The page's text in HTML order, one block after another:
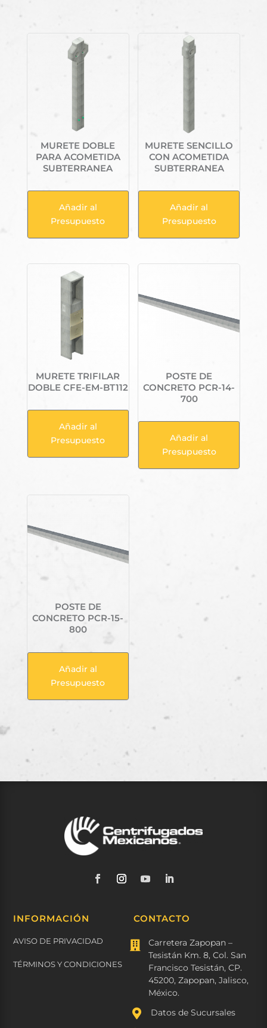
MURETE DOBLE
PARA ACOMETIDA
SUBTERRANEA
Añadir al
Presupuesto
MURETE SENCILLO
CON ACOMETIDA
SUBTERRANEA
Añadir al
Presupuesto
MURETE TRIFILAR
DOBLE CFE-EM-BT112
Añadir al
Presupuesto
POSTE DE
CONCRETO PCR-14-
700
Añadir al
Presupuesto
POSTE DE
CONCRETO PCR-15-
800
Añadir al
Presupuesto
INFORMACIÓN
AVISO DE PRIVACIDAD
TÉRMINOS Y CONDICIONES
CONTACTO

Carretera Zapopan –
Tesistán Km. 8, Col. San
Francisco Tesistán, CP.
45200, Zapopan, Jalisco,
México.
 Datos de Sucursales